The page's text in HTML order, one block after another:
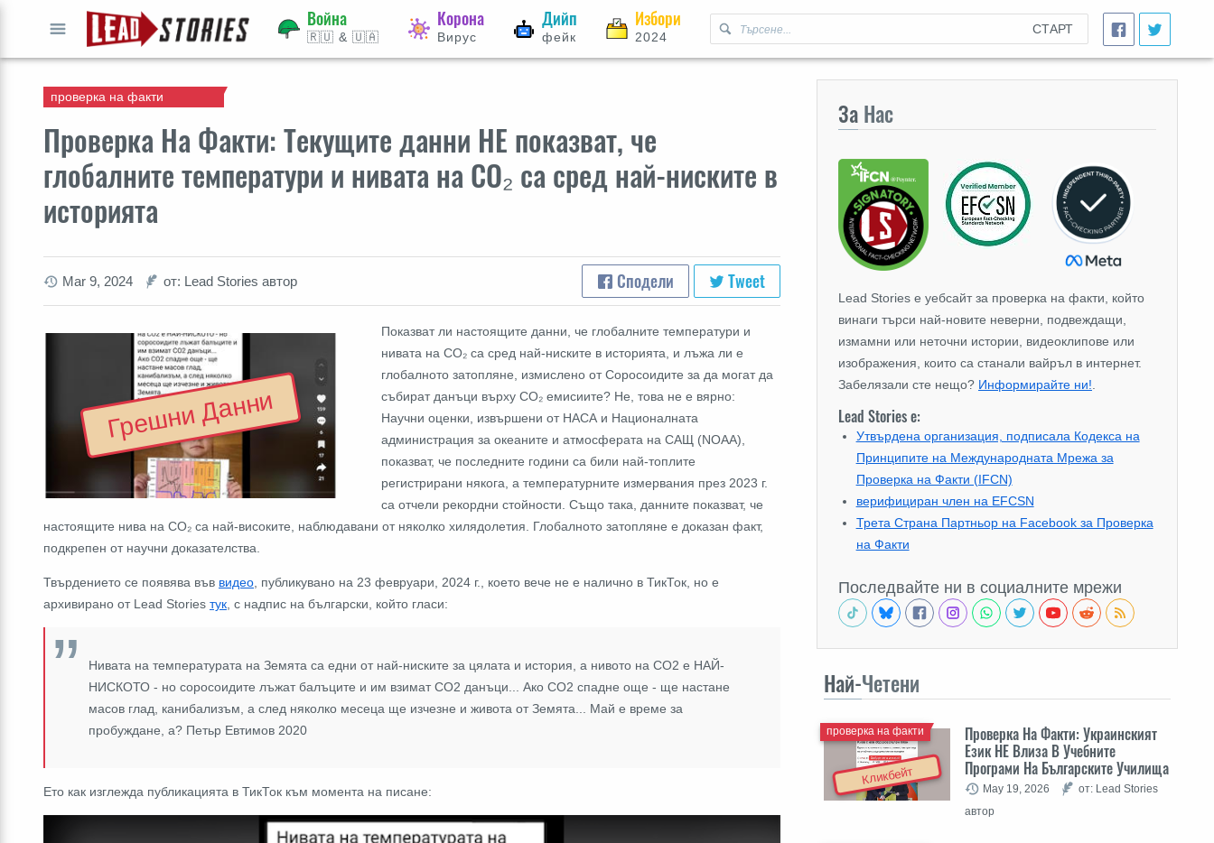
СТАРТ
Война
🇷🇺 & 🇺🇦
Корона
Вирус
Дийп
фейк
Избори
2024
Проверка На Факти: Текущите данни НЕ показват, че
глобалните температури и нивата на CO₂ са сред най-ниските в
историята
проверка на факти
Mar 9, 2024 от: Lead Stories автор Сподели Tweet
Грешни Данни
Показват ли настоящите данни, че глобалните температури и
нивата на CO₂ са сред най-ниските в историята, и лъжа ли е
глобалното затопляне, измислено от Соросоидите за да могат да
събират данъци върху CO₂ емисиите? Не, това не е вярно:
Научни оценки, извършени от НАСА и Националната
администрация за океаните и атмосферата на САЩ (NOAA),
показват, че последните години са били най-топлите
регистрирани някога, а температурните измервания през 2023 г.
са отчели рекордни стойности. Също така, данните показват, че
настоящите нива на CO₂ са най-високите, наблюдавани от няколко хилядолетия. Глобалното затопляне е доказан факт,
подкрепен от научни доказателства.
Твърдението се появява във видео , публикувано на 23 февруари, 2024 г., което вече не е налично в ТикТок, но е
архивирано от Lead Stories тук , с надпис на български, който гласи:
Нивата на температурата на Земята са едни от най-ниските за цялата и история, а нивото на СО2 е НАЙ-
НИСКОТО - но соросоидите лъжат балъците и им взимат CO2 данъци... Ако СО2 спадне още - ще настане
масов глад, канибализъм, а след няколко месеца ще изчезне и живота от Земята... Май е време за
пробуждане, а? Петьр Евтимов 2020
Ето как изглежда публикацията в ТикТок към момента на писане:
За Нас
Lead Stories е уебсайт за проверка на факти, който
винаги търси най-новите неверни, подвеждащи,
измамни или неточни истории, видеоклипове или
изображения, които са станали вайръл в интернет.
Забелязали сте нещо? Информирайте ни!
Lead Stories е:
Утвърдена организация, подписала Кодекса на
Принципите на Международната Мрежа за
Проверка на Факти (IFCN)
верифициран член на EFCSN
Трета Страна Партньор на Facebook за Проверка
на Факти
Последвайте ни в социалните мрежи
Най-Четени
Кликбейт
Проверка На Факти: Украинският
Език НЕ Влиза В Учебните
Програми На Българските Училища
проверка на факти
May 19, 2026
от: Lead Stories
автор